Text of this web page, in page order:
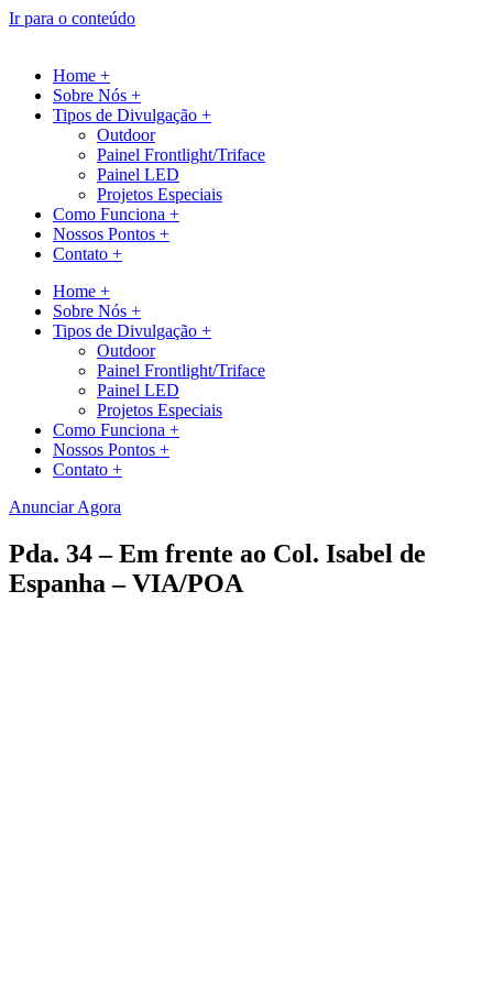
Ir para o conteúdo
Home +
Sobre Nós +
Tipos de Divulgação +
Outdoor
Painel Frontlight/Triface
Painel LED
Projetos Especiais
Como Funciona +
Nossos Pontos +
Contato +
Home +
Sobre Nós +
Tipos de Divulgação +
Outdoor
Painel Frontlight/Triface
Painel LED
Projetos Especiais
Como Funciona +
Nossos Pontos +
Contato +
Anunciar Agora
Pda. 34 – Em frente ao Col. Isabel de
Espanha – VIA/POA